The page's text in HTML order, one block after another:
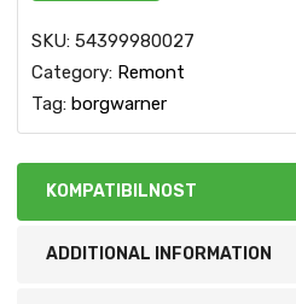
SKU: 54399980027
Category: Remont
Tag: borgwarner
KOMPATIBILNOST
ADDITIONAL INFORMATION